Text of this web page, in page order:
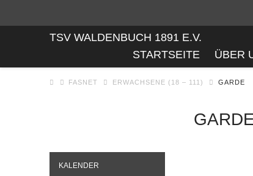
TSV
E.V.
TSV WALDENBUCH 1891 E.V.
STARTSEITE
ÜBER
FASNET ERWACHSENE (18 – 111) GARDE
KALENDER